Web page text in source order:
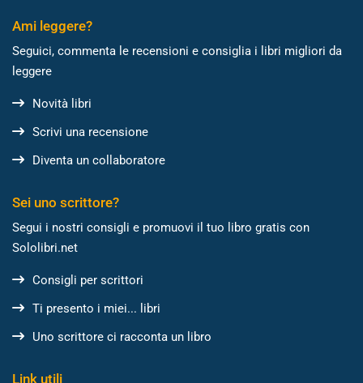
Ami leggere?
Seguici, commenta le recensioni e consiglia i libri migliori da
leggere
Novità libri
Scrivi una recensione
Diventa un collaboratore
Sei uno scrittore?
Segui i nostri consigli e promuovi il tuo libro gratis con
Sololibri.net
Consigli per scrittori
Ti presento i miei... libri
Uno scrittore ci racconta un libro
Link utili